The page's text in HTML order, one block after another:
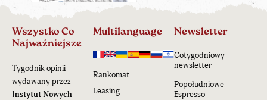
Wszystko Co
Najważniejsze
Tygodnik opinii
wydawany przez
Instytut Nowych
Multilanguage
Rankomat
Leasing
Newsletter
Cotygodniowy
newsletter
Popołudniowe
Espresso